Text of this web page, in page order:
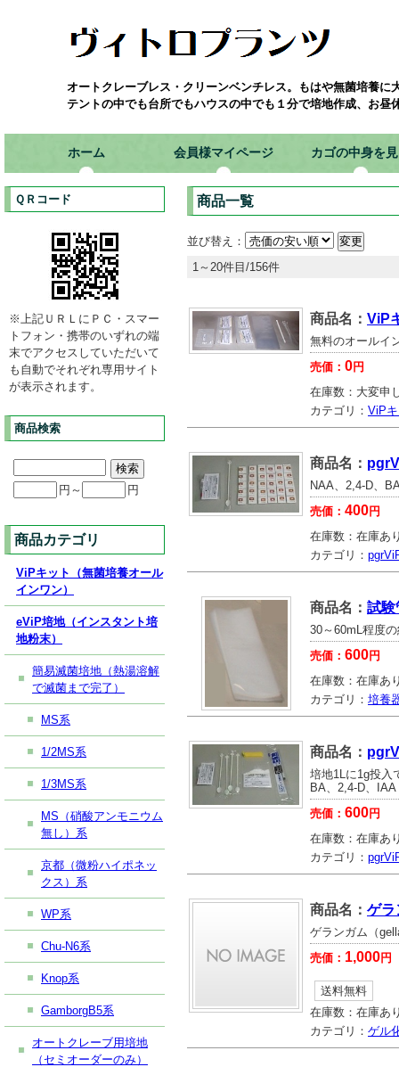
オートクレーブレス・クリーンベンチレス。もはや無菌培養に
テントの中でも台所でもハウスの中でも１分で培地作成、お昼
ホーム 会員様マイページ カゴの中身を
商品一覧
並び替え：
1～20件目/156件
商品名： ViP
無料のオールイ
売価： 0円
在庫数： 大変申
カテゴリ： ViP
商品名：
NAA、2,4-D、
売価： 400円
在庫数： 在庫あ
カテゴリ：
商品名： 試験
30～60mL程度
売価： 600円
在庫数： 在庫あ
カテゴリ： 培養
商品名：
培地1Lに1g投入
BA、2,4-D、
売価： 600円
在庫数： 在庫あ
カテゴリ：
商品名： ゲ
ゲランガム（
売価： 1,000円
送料無料
在庫数： 在庫あ
カテゴリ： ゲル
ＱＲコード
※上記ＵＲＬにＰＣ・スマー
トフォン・携帯のいずれの端
末でアクセスしていただいて
も自動でそれぞれ専用サイト
が表示されます。
商品検索
円～ 円
商品カテゴリ
ViPキット（無菌培養オール
インワン）
eViP培地（インスタント培
地粉末）
簡易滅菌培地（熱湯溶解
で滅菌まで完了）
MS系
1/2MS系
1/3MS系
MS（硝酸アンモニウム
無し）系
京都（微粉ハイポネッ
クス）系
WP系
Chu-N6系
Knop系
GamborgB5系
オートクレーブ用培地
（セミオーダーのみ）